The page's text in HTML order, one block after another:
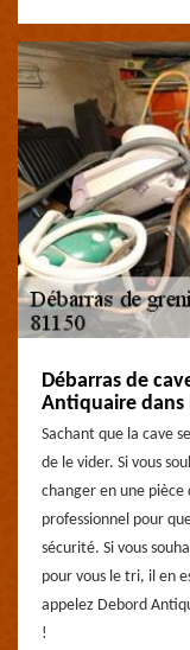
Débarras de
Antiquaire dans
Sachant que la cave
de le vider. Si vous
changer en une
professionnel pour
sécurité. Si vous
pour vous le tri, il en
appelez Debord
!